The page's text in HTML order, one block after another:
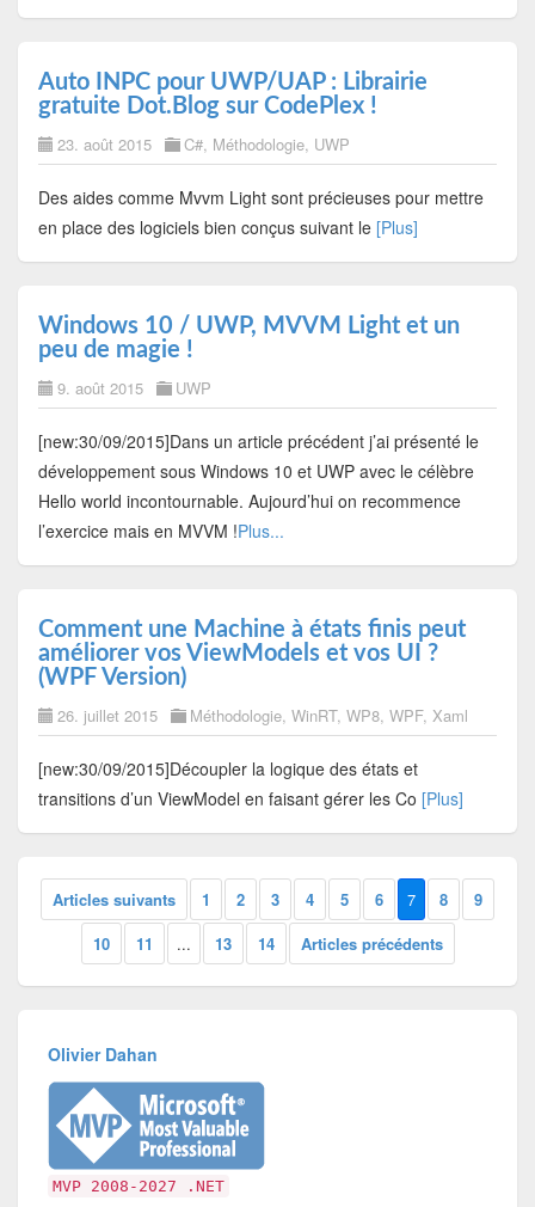
Auto INPC pour UWP/UAP : Librairie
gratuite Dot.Blog sur CodePlex !
23. août 2015 C#, Méthodologie, UWP
Des aides comme Mvvm Light sont précieuses pour mettre
en place des logiciels bien conçus suivant le [Plus]
Windows 10 / UWP, MVVM Light et un
peu de magie !
9. août 2015 UWP
[new:30/09/2015]Dans un article précédent j’ai présenté le
développement sous Windows 10 et UWP avec le célèbre
Hello world incontournable. Aujourd’hui on recommence
l’exercice mais en MVVM !Plus...
Comment une Machine à états finis peut
améliorer vos ViewModels et vos UI ?
(WPF Version)
26. juillet 2015 Méthodologie, WinRT, WP8, WPF, Xaml
[new:30/09/2015]Découpler la logique des états et
transitions d’un ViewModel en faisant gérer les Co [Plus]
Articles suivants 1 2 3 4 5 6 7 8
9
10
11 ... 13 14 Articles précédents
Olivier Dahan
MVP 2008-2027 .NET